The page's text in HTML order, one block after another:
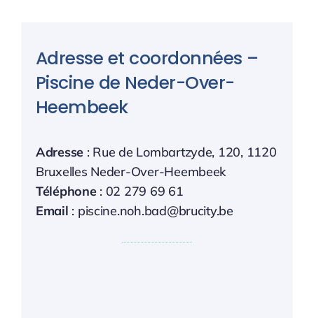
Adresse et coordonnées –
Piscine de Neder-Over-
Heembeek
Adresse : Rue de Lombartzyde, 120, 1120
Bruxelles Neder-Over-Heembeek
Téléphone: 02 279 69 61
Email : piscine.noh.bad@brucity.be